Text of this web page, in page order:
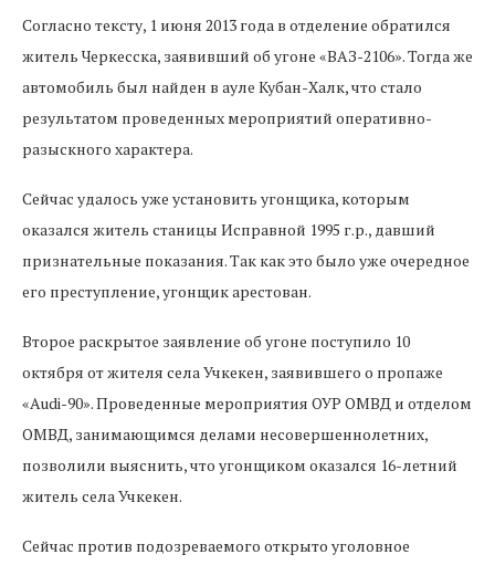
Согласно тексту, 1 июня 2013 года в отделение обратился
житель Черкесска, заявивший об угоне «ВАЗ-2106». Тогда же
автомобиль был найден в ауле Кубан-Халк, что стало
результатом проведенных мероприятий оперативно-
разыскного характера.
Сейчас удалось уже установить угонщика, которым
оказался житель станицы Исправной 1995 г.р., давший
признательные показания. Так как это было уже очередное
его преступление, угонщик арестован.
Второе раскрытое заявление об угоне поступило 10
октября от жителя села Учкекен, заявившего о пропаже
«Audi-90». Проведенные мероприятия ОУР ОМВД и отделом
ОМВД, занимающимся делами несовершеннолетних,
позволили выяснить, что угонщиком оказался 16-летний
житель села Учкекен.
Сейчас против подозреваемого открыто уголовное